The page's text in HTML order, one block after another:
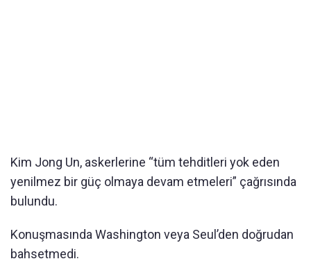
Kim Jong Un, askerlerine “tüm tehditleri yok eden
yenilmez bir güç olmaya devam etmeleri” çağrısında
bulundu.
Konuşmasında Washington veya Seul’den doğrudan
bahsetmedi.